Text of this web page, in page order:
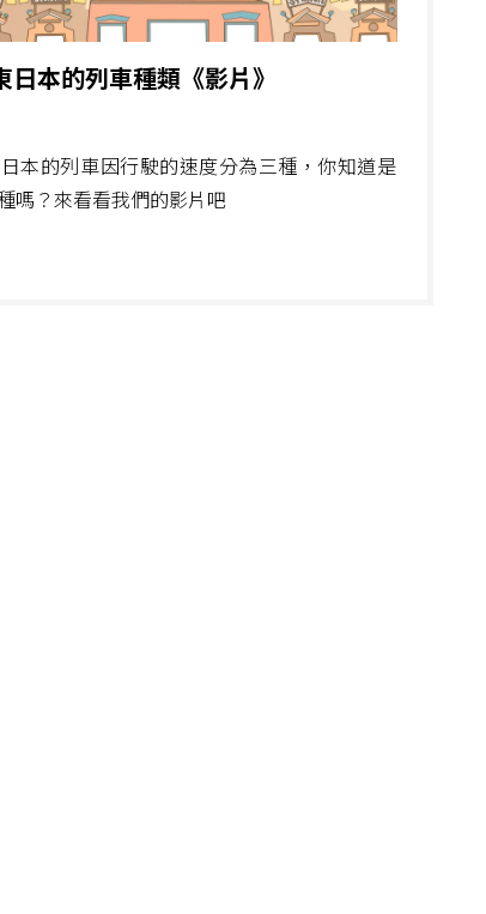
日本的列車種類《影片》
本的列車因行駛的速度分為三種，你知道是
嗎？來看看我們的影片吧